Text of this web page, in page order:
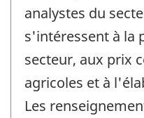
analystes du
s'intéressent à la
secteur, aux prix
agricoles et à
Les